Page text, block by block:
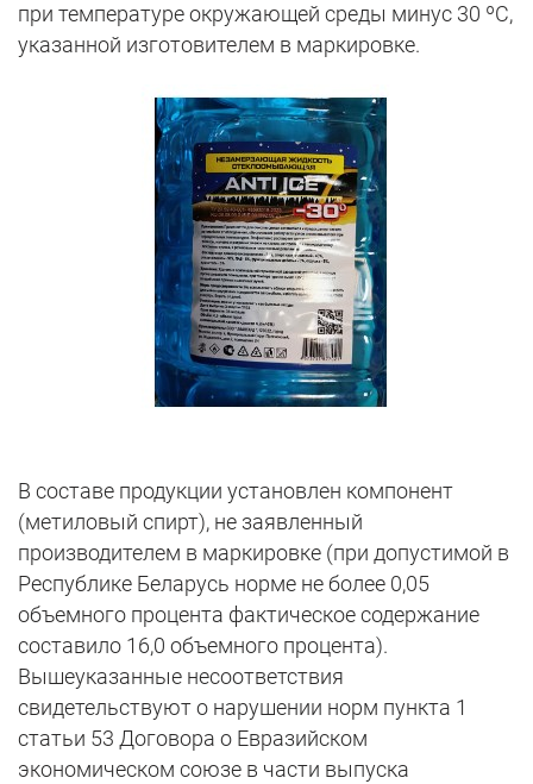
при температуре окружающей среды минус 30 ºС,
указанной изготовителем в маркировке.
В составе продукции установлен компонент
(метиловый спирт), не заявленный
производителем в маркировке (при допустимой в
Республике Беларусь норме не более 0,05
объемного процента фактическое содержание
составило 16,0 объемного процента).
Вышеуказанные несоответствия
свидетельствуют о нарушении норм пункта 1
статьи 53 Договора о Евразийском
экономическом союзе в части выпуска